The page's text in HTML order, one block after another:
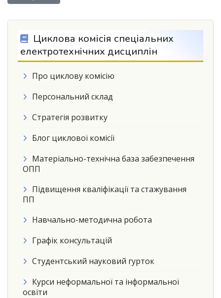
Циклова комісія спеціальних
електротехнічних дисциплін
Про циклову комісію
Персональний склад
Стратегія розвитку
Блог циклової комісії
Матеріально-технічна база забезпечення
ОПП
Підвищення кваліфікації та стажування
ПП
Навчально-методична робота
Графік консультацій
Студентський науковий гурток
Курси неформальної та інформальної
освіти